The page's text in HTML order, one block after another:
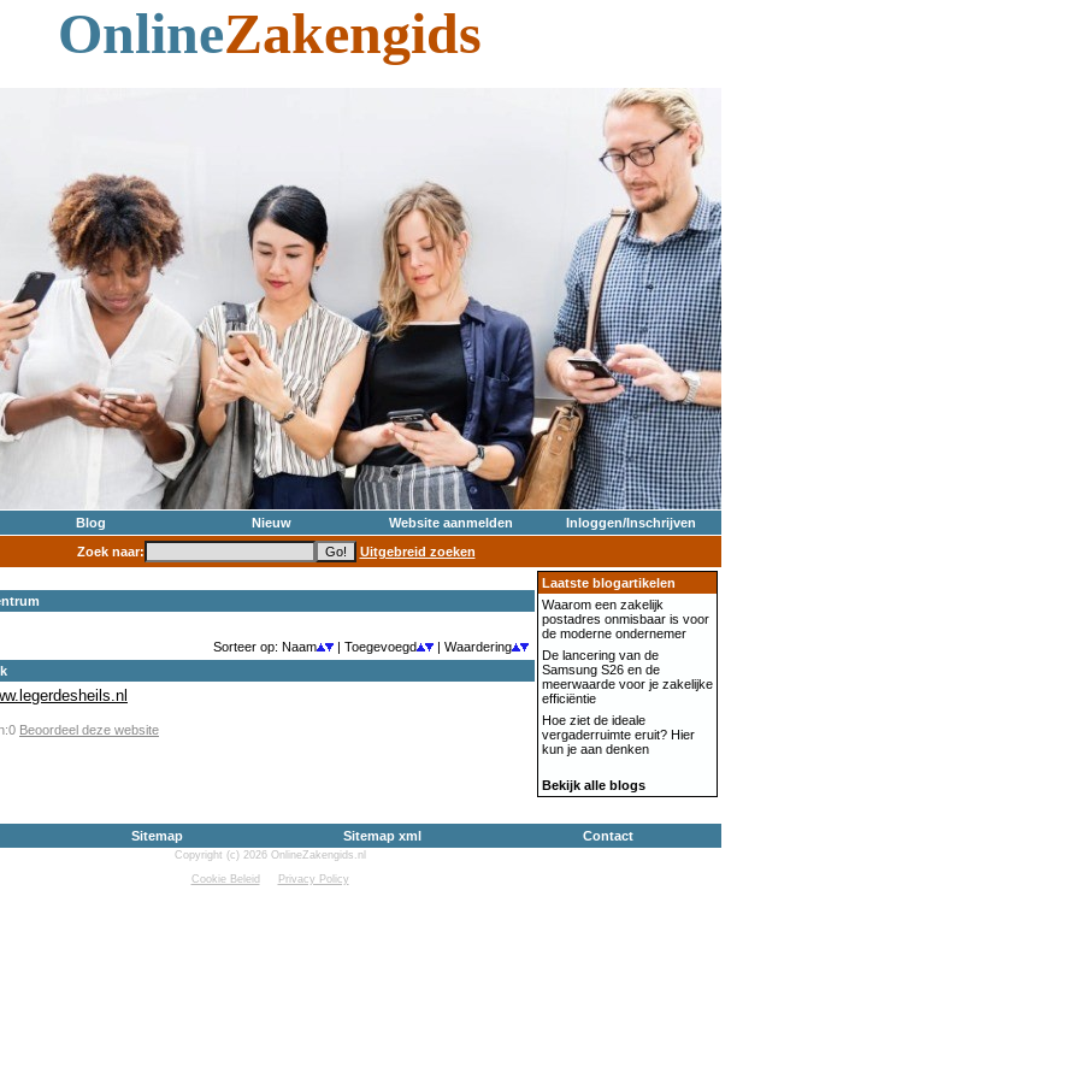
OnlineZakengids
Blog Nieuw Website aanmelden
Inloggen/Inschrijven
Zoek naar:
Uitgebreid zoeken
Sorteer op: Naam | Toegevoegd
| Waardering
Beoordeel deze website
Laatste blogartikelen
Waarom een zakelijk
postadres onmisbaar is voor
de moderne ondernemer
De lancering van de
Samsung S26 en de
meerwaarde voor je zakelijke
efficiëntie
Hoe ziet de ideale
vergaderruimte eruit? Hier
kun je aan denken
Bekijk alle blogs
Sitemap Sitemap xml Contact
Copyright (c) 2026 OnlineZakengids.nl
Cookie Beleid
Privacy Policy